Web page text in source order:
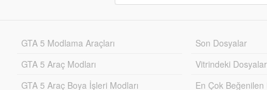
GTA 5 Modlama Araçları
GTA 5 Araç Modları
GTA 5 Araç Boya İşleri Modları
Son Dosyalar
Vitrindeki Dosyalar
En Çok